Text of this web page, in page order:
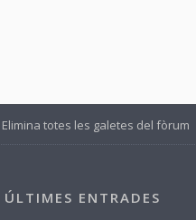
Elimina totes les galetes del fòrum
ÚLTIMES ENTRADES